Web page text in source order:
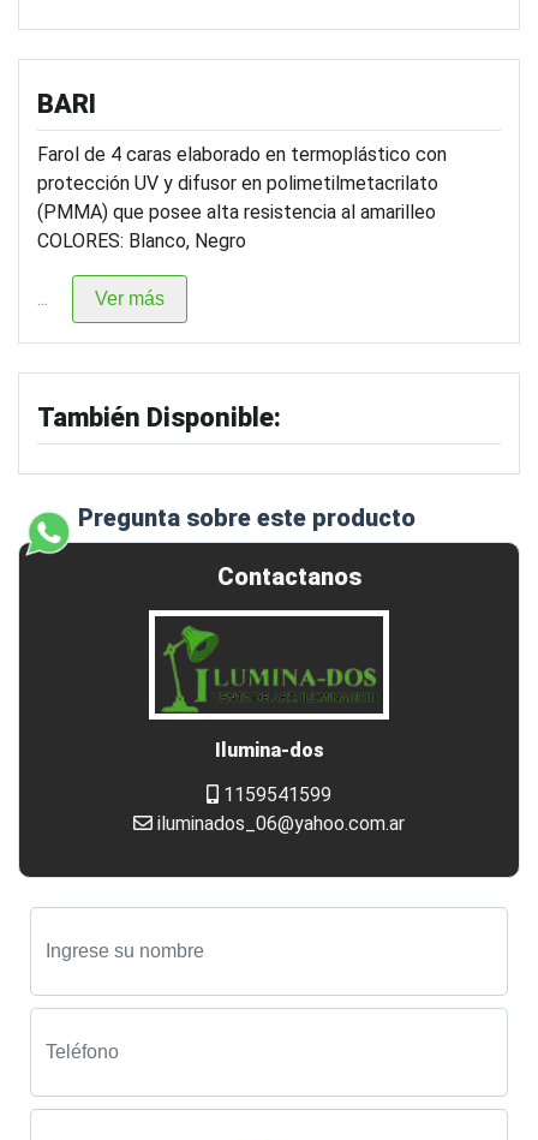
BARI
Farol de 4 caras elaborado en termoplástico con
protección UV y difusor en polimetilmetacrilato
(PMMA) que posee alta resistencia al amarilleo
COLORES: Blanco, Negro
... Ver más
También Disponible:
Pregunta sobre este producto
Contactanos
Ilumina-dos
1159541599
iluminados_06@yahoo.com.ar